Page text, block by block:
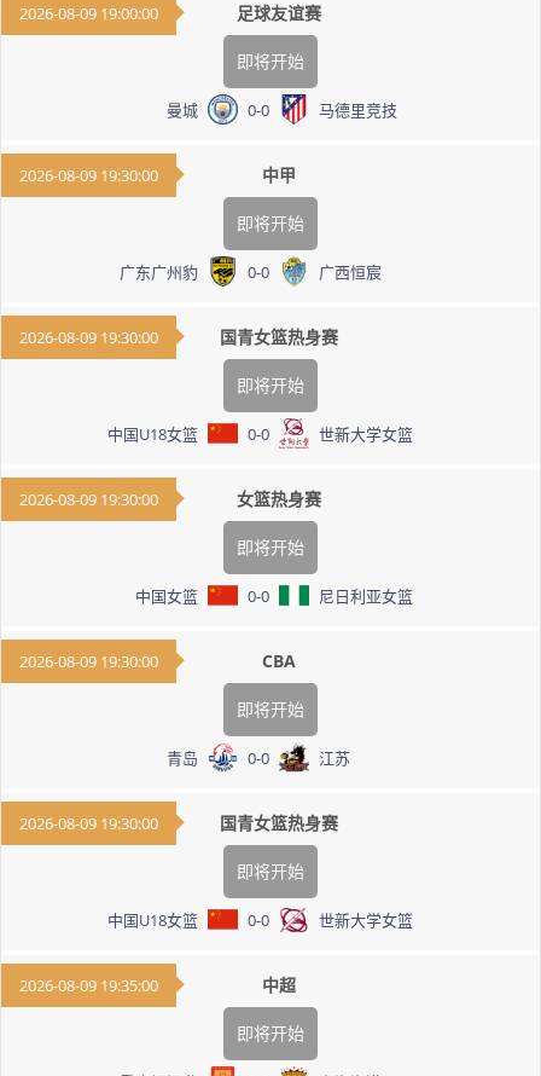
2026-08-09 19:00:00 足球友谊赛
即将开始
曼城 0-0 马德里竞技
2026-08-09 19:30:00 中甲
即将开始
广东广州豹 0-0 广西恒宸
2026-08-09 19:30:00 国青女篮热身赛
即将开始
中国U18女篮 0-0 世新大学女篮
2026-08-09 19:30:00 女篮热身赛
即将开始
中国女篮 0-0 尼日利亚女篮
2026-08-09 19:30:00 CBA
即将开始
青岛 0-0 江苏
2026-08-09 19:30:00 国青女篮热身赛
即将开始
中国U18女篮 0-0 世新大学女篮
2026-08-09 19:35:00 中超
即将开始